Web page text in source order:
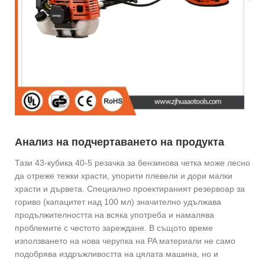
Анализ на подчертаването на продукта
Тази 43-кубика 40-5 резачка за бензинова четка може лесно
да отреже тежки храсти, упорити плевели и дори малки
храсти и дървета. Специално проектираният резервоар за
гориво (капацитет над 100 мл) значително удължава
продължителността на всяка употреба и намалява
проблемите с честото зареждане. В същото време
използването на нова черупка на PA материали не само
подобрява издръжливостта на цялата машина, но и